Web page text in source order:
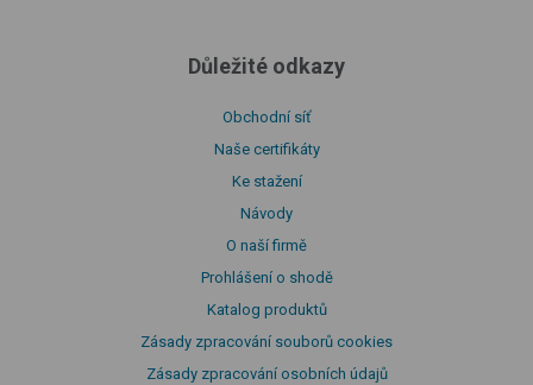
Důležité odkazy
Obchodní síť
Naše certifikáty
Ke stažení
Návody
O naší firmě
Prohlášení o shodě
Katalog produktů
Zásady zpracování souborů cookies
Zásady zpracování osobních údajů